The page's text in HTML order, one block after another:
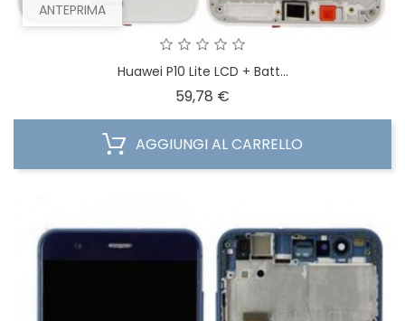
ANTEPRIMA
Huawei P10 Lite LCD + Batt...
59,78 €
AGGIUNGI AL CARRELLO